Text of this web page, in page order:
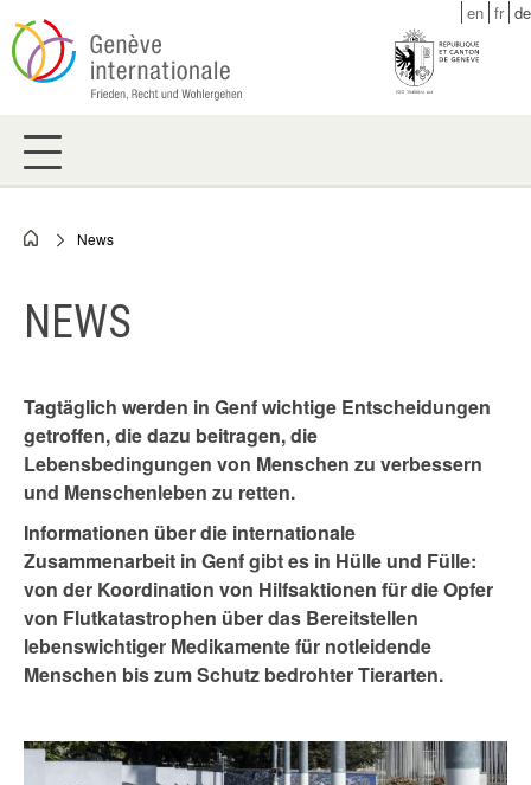
Skip
to
main
en fr de
Breadcrumb
News
NEWS
Tagtäglich werden in Genf wichtige Entscheidungen
getroffen, die dazu beitragen, die
Lebensbedingungen von Menschen zu verbessern
und Menschenleben zu retten.
Informationen über die internationale
Zusammenarbeit in Genf gibt es in Hülle und Fülle:
von der Koordination von Hilfsaktionen für die Opfer
von Flutkatastrophen über das Bereitstellen
lebenswichtiger Medikamente für notleidende
Menschen bis zum Schutz bedrohter Tierarten.